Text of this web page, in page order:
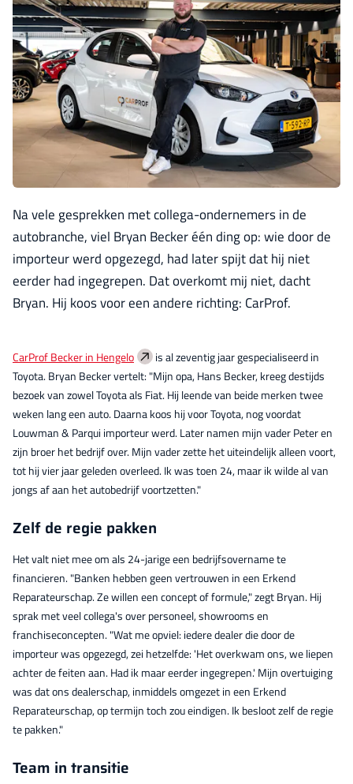
Na vele gesprekken met collega-ondernemers in de
autobranche, viel Bryan Becker één ding op: wie door de
importeur werd opgezegd, had later spijt dat hij niet
eerder had ingegrepen. Dat overkomt mij niet, dacht
Bryan. Hij koos voor een andere richting: CarProf.
CarProf Becker in Hengelo
is al zeventig jaar gespecialiseerd in
Toyota. Bryan Becker vertelt: "Mijn opa, Hans Becker, kreeg destijds
bezoek van zowel Toyota als Fiat. Hij leende van beide merken twee
weken lang een auto. Daarna koos hij voor Toyota, nog voordat
Louwman & Parqui importeur werd. Later namen mijn vader Peter en
zijn broer het bedrijf over. Mijn vader zette het uiteindelijk alleen voort,
tot hij vier jaar geleden overleed. Ik was toen 24, maar ik wilde al van
jongs af aan het autobedrijf voortzetten."
Zelf de regie pakken
Het valt niet mee om als 24-jarige een bedrijfsovername te
financieren. "Banken hebben geen vertrouwen in een Erkend
Reparateurschap. Ze willen een concept of formule," zegt Bryan. Hij
sprak met veel collega's over personeel, showrooms en
franchiseconcepten. "Wat me opviel: iedere dealer die door de
importeur was opgezegd, zei hetzelfde: 'Het overkwam ons, we liepen
achter de feiten aan. Had ik maar eerder ingegrepen.' Mijn overtuiging
was dat ons dealerschap, inmiddels omgezet in een Erkend
Reparateurschap, op termijn toch zou eindigen. Ik besloot zelf de regie
te pakken."
Team in transitie